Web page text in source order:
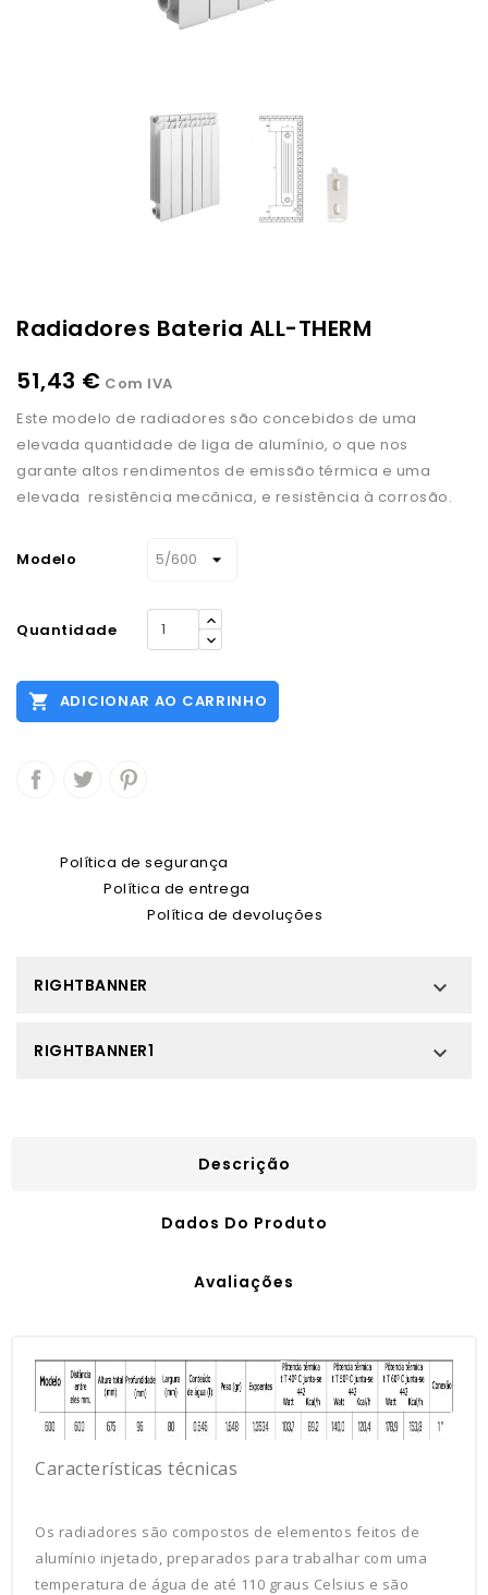
Radiadores Bateria ALL-THERM
51,43 € Com IVA
Este modelo de radiadores são concebidos de uma
elevada quantidade de liga de alumínio, o que nos
garante altos rendimentos de emissão térmica e uma
elevada resistência mecânica, e resistência à corrosão.
Modelo
Quantidade
 ADICIONAR AO CARRINHO
Política de segurança
Política de entrega
Política de devoluções
RIGHTBANNER 
RIGHTBANNER1 
Descrição
Dados Do Produto
Avaliações
Características técnicas
Os radiadores são compostos de elementos feitos de
alumínio injetado, preparados para trabalhar com uma
temperatura de água de até 110 graus Celsius e são